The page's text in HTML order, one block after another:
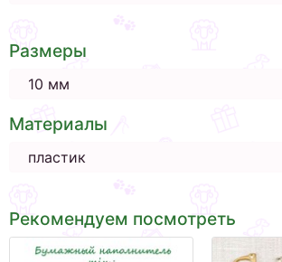
Размеры
10 мм
Материалы
пластик
Рекомендуем посмотреть